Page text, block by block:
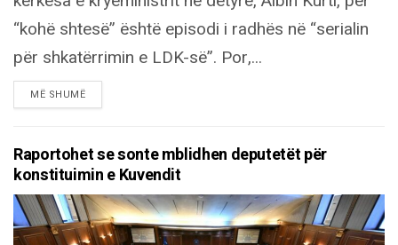
“kohë shtesë” është episodi i radhës në “serialin
për shkatërrimin e LDK-së”. Por,...
MË SHUMËDETAILS
Raportohet se sonte mblidhen deputetët për
konstituimin e Kuvendit